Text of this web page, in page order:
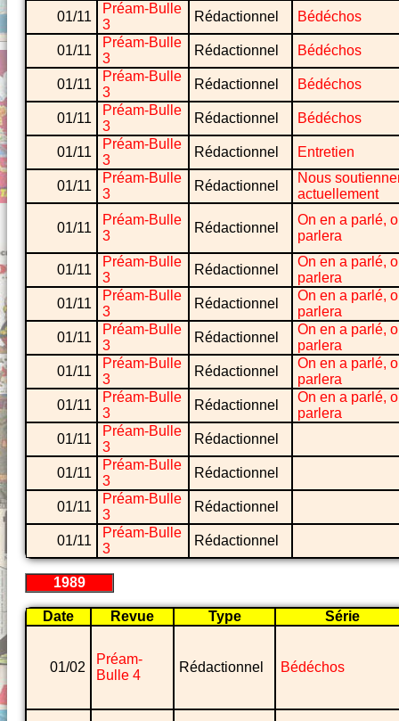
01/11
Préam-Bulle
3
Rédactionnel Bédéchos
01/11
Préam-Bulle
3
Rédactionnel Bédéchos
01/11
Préam-Bulle
3
Rédactionnel Bédéchos
01/11
Préam-Bulle
3
Rédactionnel Bédéchos
01/11
Préam-Bulle
3
Rédactionnel Entretien
01/11
Préam-Bulle
3
Rédactionnel
Nous
actuellement
01/11
Préam-Bulle
3
Rédactionnel
On en a parlé,
parlera
01/11
Préam-Bulle
3
Rédactionnel
On en a parlé,
parlera
01/11
Préam-Bulle
3
Rédactionnel
On en a parlé,
parlera
01/11
Préam-Bulle
3
Rédactionnel
On en a parlé,
parlera
01/11
Préam-Bulle
3
Rédactionnel
On en a parlé,
parlera
01/11
Préam-Bulle
3
Rédactionnel
On en a parlé,
parlera
01/11
Préam-Bulle
3
Rédactionnel
01/11
Préam-Bulle
3
Rédactionnel
01/11
Préam-Bulle
3
Rédactionnel
01/11
Préam-Bulle
3
Rédactionnel
1989
Date Revue Type Série
01/02
Préam-
Bulle 4
Rédactionnel Bédéchos